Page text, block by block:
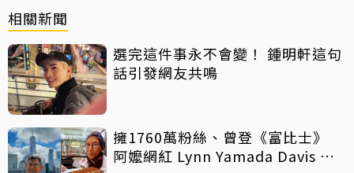
相關新聞
選完這件事永不會變！ 鍾明軒這句
話引發網友共鳴
擁1760萬粉絲、曾登《富比士》
阿嬤網紅 Lynn Yamada Davis 驚